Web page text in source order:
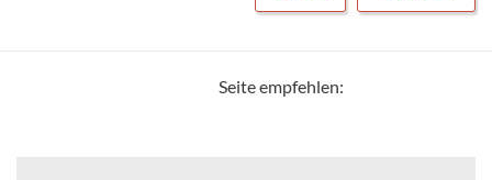
Seite empfehlen: